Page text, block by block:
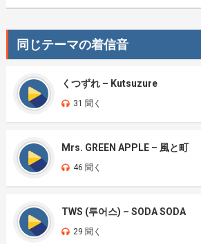
同じテーマの着信音
くつずれ – Kutsuzure
31 聞く
Mrs. GREEN APPLE – 風と町
46 聞く
TWS (투어스) – SODA SODA
29 聞く